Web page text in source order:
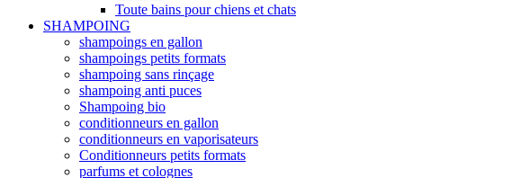
Toute bains pour chiens et chats
SHAMPOING
shampoings en gallon
shampoings petits formats
shampoing sans rinçage
shampoing anti puces
Shampoing bio
conditionneurs en gallon
conditionneurs en vaporisateurs
Conditionneurs petits formats
parfums et colognes